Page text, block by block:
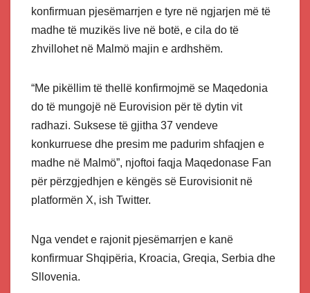
konfirmuan pjesëmarrjen e tyre në ngjarjen më të
madhe të muzikës live në botë, e cila do të
zhvillohet në Malmö majin e ardhshëm.
“Me pikëllim të thellë konfirmojmë se Maqedonia
do të mungojë në Eurovision për të dytin vit
radhazi. Suksese të gjitha 37 vendeve
konkurruese dhe presim me padurim shfaqjen e
madhe në Malmö”, njoftoi faqja Maqedonase Fan
për përzgjedhjen e këngës së Eurovisionit në
platformën X, ish Twitter.
Nga vendet e rajonit pjesëmarrjen e kanë
konfirmuar Shqipëria, Kroacia, Greqia, Serbia dhe
Sllovenia.